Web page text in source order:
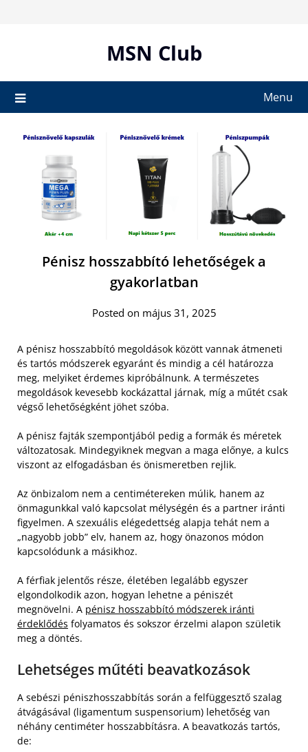
MSN Club
Menu
Pénisz hosszabbító lehetőségek a
gyakorlatban
Posted on május 31, 2025
A pénisz hosszabbító megoldások között vannak átmeneti
és tartós módszerek egyaránt és mindig a cél határozza
meg, melyiket érdemes kipróbálnunk. A természetes
megoldások kevesebb kockázattal járnak, míg a műtét csak
végső lehetőségként jöhet szóba.
A pénisz fajták szempontjából pedig a formák és méretek
változatosak. Mindegyiknek megvan a maga előnye, a kulcs
viszont az elfogadásban és önismeretben rejlik.
Az önbizalom nem a centimétereken múlik, hanem az
önmagunkkal való kapcsolat mélységén és a partner iránti
figyelmen. A szexuális elégedettség alapja tehát nem a
„nagyobb jobb” elv, hanem az, hogy önazonos módon
kapcsolódunk a másikhoz.
A férfiak jelentős része, életében legalább egyszer
elgondolkodik azon, hogyan lehetne a péniszét
megnövelni. A pénisz hosszabbító módszerek iránti
érdeklődés folyamatos és sokszor érzelmi alapon születik
meg a döntés.
Lehetséges műtéti beavatkozások
A sebészi péniszhosszabbítás során a felfüggesztő szalag
átvágásával (ligamentum suspensorium) lehetőség van
néhány centiméter hosszabbításra. A beavatkozás tartós,
de: